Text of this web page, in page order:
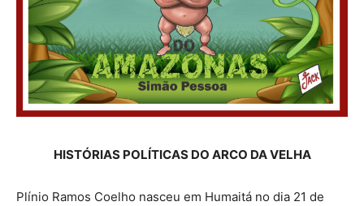
HISTÓRIAS POLÍTICAS DO ARCO DA VELHA
Plínio Ramos Coelho nasceu em Humaitá no dia 21 de